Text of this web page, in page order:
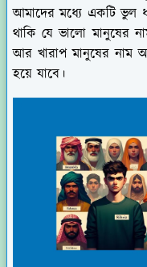
আমাদের মধ্যে একটি ভুল
থাকি যে ভালো মানুষের
আর খারাপ মানুষের নাম
হয়ে যাবে।